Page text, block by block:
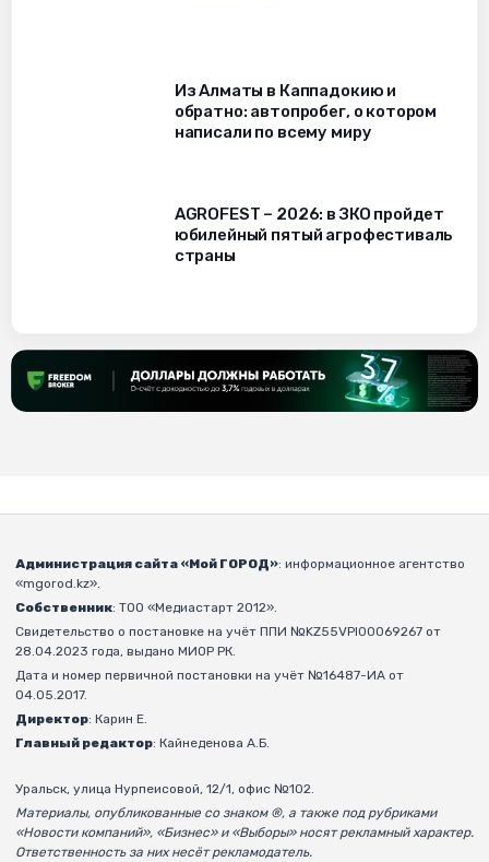
Из Алматы в Каппадокию и
обратно: автопробег, о котором
написали по всему миру
AGROFEST – 2026: в ЗКО пройдет
юбилейный пятый агрофестиваль
страны
Администрация сайта «Мой ГОРОД»: информационное агентство
«mgorod.kz».
Собственник: ТОО «Медиастарт 2012».
Свидетельство о постановке на учёт ППИ №KZ55VPI00069267 от
28.04.2023 года, выдано МИОР РК.
Дата и номер первичной постановки на учёт №16487-ИА от
04.05.2017.
Директор: Карин Е.
Главный редактор: Кайнеденова А.Б.
Уральск, улица Нурпеисовой, 12/1, офис №102.
Материалы, опубликованные со знаком ®, а также под рубриками
«Новости компаний», «Бизнес» и «Выборы» носят рекламный характер.
Ответственность за них несёт рекламодатель.